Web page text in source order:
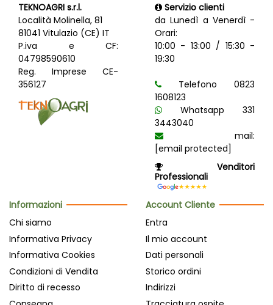
TEKNOAGRI s.r.l.
Località Molinella, 81
81041 Vitulazio (CE) IT
P.iva e CF:
04798590610
Reg. Imprese CE-
356127
Servizio clienti
da Lunedì a Venerdì -
Orari:
10:00 - 13:00 / 15:30 -
19:30
Telefono 0823
1608123
Whatsapp 331
3443040
mail:
[email protected]
Venditori
Professionali
Informazioni
Chi siamo
Informativa Privacy
Informativa Cookies
Condizioni di Vendita
Diritto di recesso
Account Cliente
Entra
Il mio account
Dati personali
Storico ordini
Indirizzi